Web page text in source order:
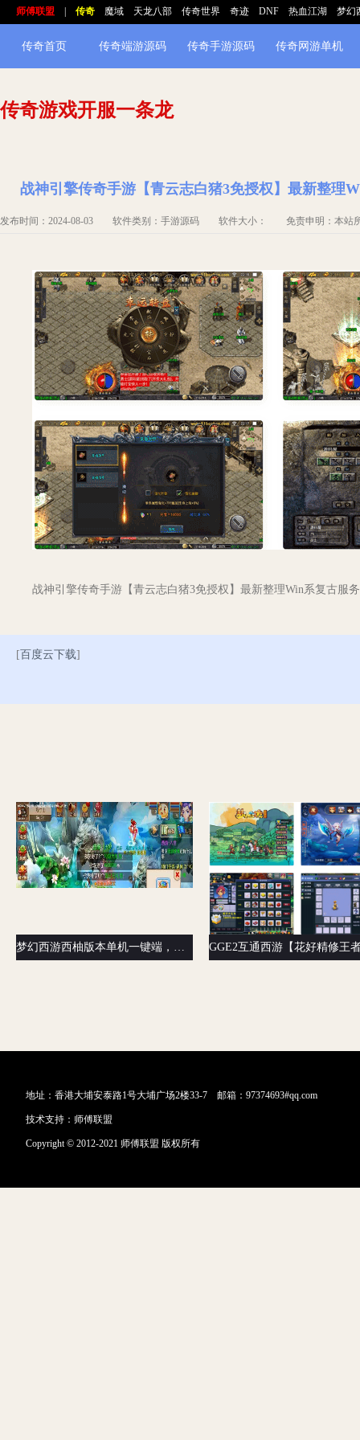
师傅联盟 传奇 魔域 天龙八部 传奇世界 奇迹 DNF 热血江湖 梦幻
传奇首页 传奇端游源码 传奇手游源码 传奇网游单机
传奇游戏开服一条龙
战神引擎传奇手游【青云志白猪3免授权】最新整理
发布时间：2024-08-03 软件类别：手游源码 软件大小： 免责申明：本站所
战神引擎传奇手游【青云志白猪3免授权】最新整理Win系复古服
[ 百度云下载]
梦幻西游西柚版本单机一键端，应该是新出的版本，有网页GM后台
地址：香港大埔安泰路1号大埔广场2楼33-7 邮箱：97374693#qq.com
技术支持： 师傅联盟
Copyright © 2012-2021 师傅联盟 版权所有